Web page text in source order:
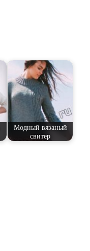
Модный вязаный
свитер